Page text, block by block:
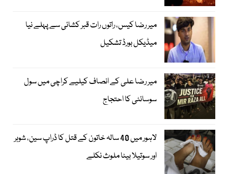
میر رضا کیس، راتوں رات قبر کشائی سے پہلے نیا
میڈیکل بورڈ تشکیل
میر رضا علی کے انصاف کیلیے کراچی میں سول
سوسائٹی کا احتجاج
لاہور میں 40 سالہ خاتون کے قتل کا ڈراپ سین، شوہر
اور سوتیلا بیٹا ملوث نکلے